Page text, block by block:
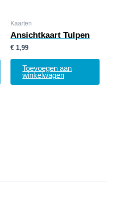
Kaarten
Ansichtkaart Tulpen
€ 1,99
Toevoegen aan
winkelwagen